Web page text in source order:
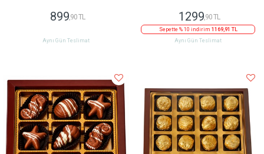
899,90 TL
Aynı Gün Teslimat
1299,90 TL
Sepette % 10 indirim 1169,91 TL
Aynı Gün Teslimat